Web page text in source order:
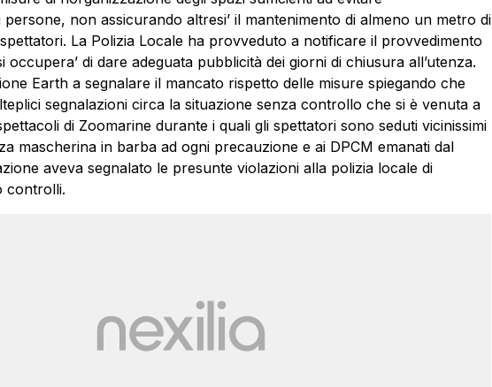
persone, non assicurando altresi’ il mantenimento di almeno un metro di
La Polizia Locale ha provveduto a notificare il provvedimento
di dare adeguata pubblicità dei giorni di chiusura all’utenza.
Earth a segnalare il mancato rispetto delle misure spiegando che
segnalazioni circa la situazione senza controllo che si è venuta a
di Zoomarine durante i quali gli spettatori sono seduti vicinissimi
mascherina in barba ad ogni precauzione e ai DPCM emanati dal
aveva segnalato le presunte violazioni alla polizia locale di
controlli.